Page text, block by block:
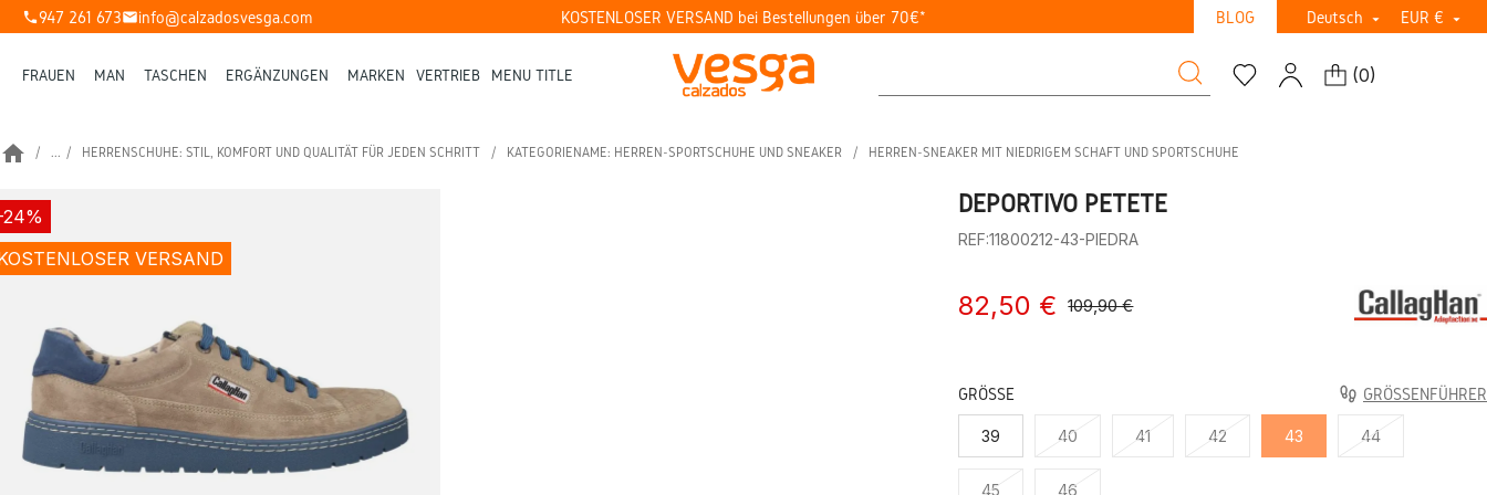
phone947 261 673mailinfo@calzadosvesga.com KOSTENLOSER VERSAND bei Bestellungen über 70€* BLOG Deutsch  EUR € 
FRAUEN MAN TASCHEN ERGÄNZUNGEN MARKEN VERTRIEB MENU TITLE (0)
home ... HERRENSCHUHE: STIL, KOMFORT UND QUALITÄT FÜR JEDEN SCHRITT KATEGORIENAME: HERREN-SPORTSCHUHE UND SNEAKER HERREN-SNEAKER MIT NIEDRIGEM SCHAFT UND SPORTSCHUHE
VERSAND
DEPORTIVO PETETE
REF:11800212-43-PIEDRA
82,50 € 109,90 €
GRÖSSE GRÖSSENFÜHRER
39 40 41 42 43 44
45 46